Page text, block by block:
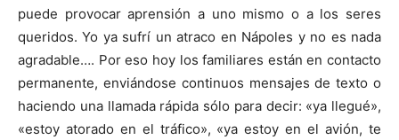
puede provocar aprensión a uno mismo o a los seres
queridos. Yo ya sufrí un atraco en Nápoles y no es nada
agradable…. Por eso hoy los familiares están en contacto
permanente, enviándose continuos mensajes de texto o
haciendo una llamada rápida sólo para decir: «ya llegué»,
«estoy atorado en el tráfico», «ya estoy en el avión, te